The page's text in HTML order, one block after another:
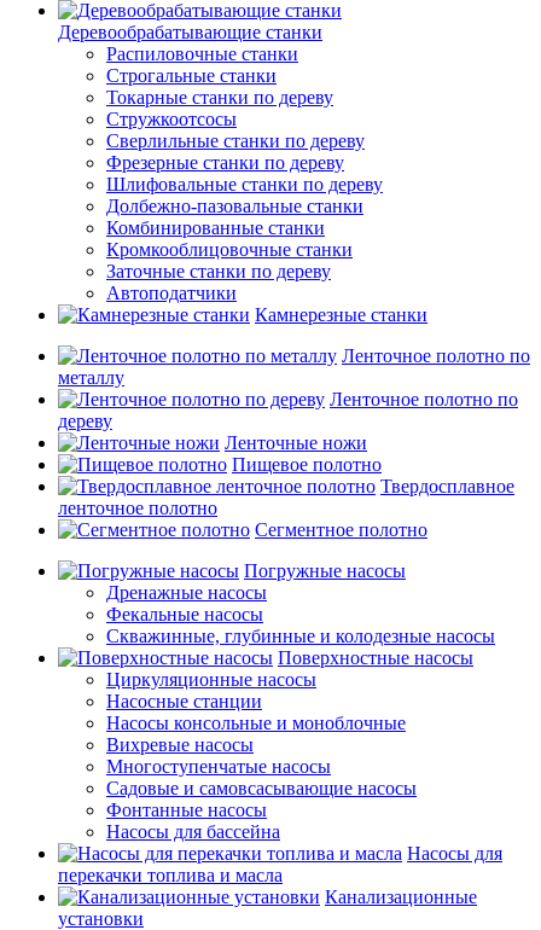
Деревообрабатывающие станки
Распиловочные станки
Строгальные станки
Токарные станки по дереву
Стружкоотсосы
Сверлильные станки по дереву
Фрезерные станки по дереву
Шлифовальные станки по дереву
Долбежно-пазовальные станки
Комбинированные станки
Кромкооблицовочные станки
Заточные станки по дереву
Автоподатчики
Камнерезные станки
Ленточное полотно по
металлу
Ленточное полотно по
дереву
Ленточные ножи
Пищевое полотно
Твердосплавное
ленточное полотно
Сегментное полотно
Погружные насосы
Дренажные насосы
Фекальные насосы
Скважинные, глубинные и колодезные насосы
Поверхностные насосы
Циркуляционные насосы
Насосные станции
Насосы консольные и моноблочные
Вихревые насосы
Многоступенчатые насосы
Садовые и самовсасывающие насосы
Фонтанные насосы
Насосы для бассейна
Насосы для
перекачки топлива и масла
Канализационные
установки